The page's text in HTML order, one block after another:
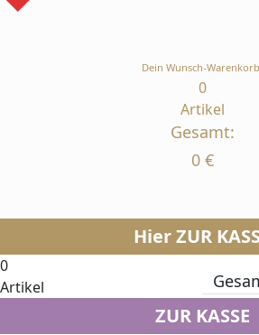
Dein Wunsch-
0
Artikel
Gesamt:
0 €
Hier ZUR
0
Artikel
ZUR KASSE